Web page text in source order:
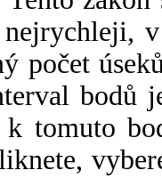
počet
bodů
tomuto